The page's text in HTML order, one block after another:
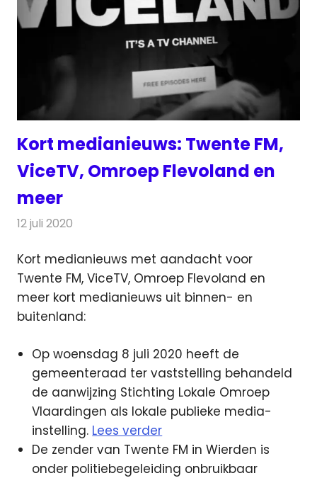
Kort medianieuws: Twente FM,
ViceTV, Omroep Flevoland en
meer
12 juli 2020
Kort medianieuws met aandacht voor
Twente FM, ViceTV, Omroep Flevoland en
meer kort medianieuws uit binnen- en
buitenland:
Op woensdag 8 juli 2020 heeft de
gemeenteraad ter vaststelling behandeld
de aanwijzing Stichting Lokale Omroep
Vlaardingen als lokale publieke media-
instelling. Lees verder
De zender van Twente FM in Wierden is
onder politiebegeleiding onbruikbaar